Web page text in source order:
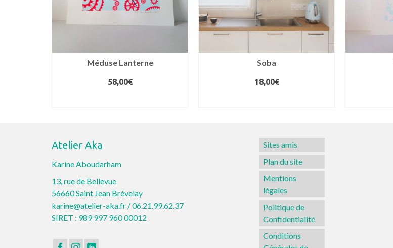
Méduse Lanterne
58,00€
Soba
18,00€
a
plusieurs
variations.
Les
peuvent
être
choisies
sur
la
Atelier Aka
Karine Aboudarham
13, rue de Bellevue
56660 Saint Jean Brévelay
karine@atelier-aka.fr /06.21.99.62.37
SIRET : 989 997 960 00012
Sites amis
Plan du site
Mentions
légales
Politique de
Confidentialité
Conditions